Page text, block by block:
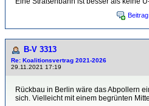
B-V 3313
Re: Koalitionsvertrag 2021-2026
29.11.2021 17:19
Rückbau in Berlin wäre das Abpollern
sich. Vielleicht mit einem begrünten